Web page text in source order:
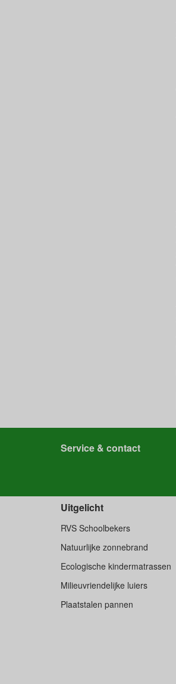
Service & contact
Uitgelicht
RVS Schoolbekers
Natuurlijke zonnebrand
Ecologische kindermatrassen
Milieuvriendelijke luiers
Plaatstalen pannen